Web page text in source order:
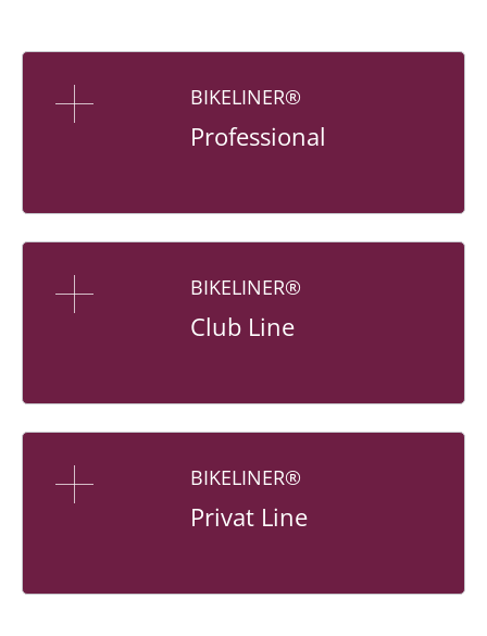
BIKELINER®
Professional
BIKELINER®
Club Line
BIKELINER®
Privat Line